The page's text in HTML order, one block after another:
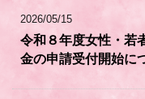
2026/05/15
令和８年度女性・若
金の申請受付開始に